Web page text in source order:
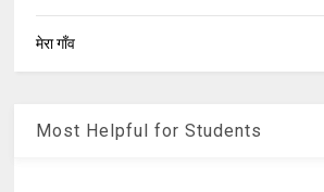
मेरा गाँव
Most Helpful for Students